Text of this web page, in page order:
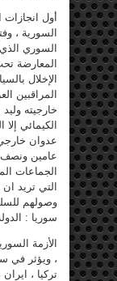
أول انجازات
السورية ،
السوري
المعارضة
الإخلال
المراقبين
خارجيته
الكيمائي
عدوان
عامين
الجماعات
التي تريد
وصولهم
سوريا :
الأزمة
، ويؤثر في
تركيا ،